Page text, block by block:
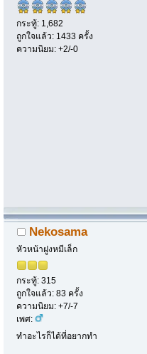
กระทู้: 1,682
ถูกใจแล้ว: 1433 ครั้ง
ความนิยม: +2/-0
Nekosama
หัวหน้าฝูงหมีเล็ก
กระทู้: 315
ถูกใจแล้ว: 83 ครั้ง
ความนิยม: +7/-7
เพศ:
ทำอะไรก็ได้ที่อยากทำ